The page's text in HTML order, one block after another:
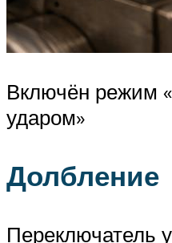
Включён режим
ударом»
Долбление
Переключатель